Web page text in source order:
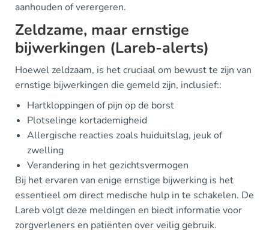
aanhouden of verergeren.
Zeldzame, maar ernstige
bijwerkingen (Lareb-alerts)
Hoewel zeldzaam, is het cruciaal om bewust te zijn van
ernstige bijwerkingen die gemeld zijn, inclusief::
Hartkloppingen of pijn op de borst
Plotselinge kortademigheid
Allergische reacties zoals huiduitslag, jeuk of
zwelling
Verandering in het gezichtsvermogen
Bij het ervaren van enige ernstige bijwerking is het
essentieel om direct medische hulp in te schakelen. De
Lareb volgt deze meldingen en biedt informatie voor
zorgverleners en patiënten over veilig gebruik.